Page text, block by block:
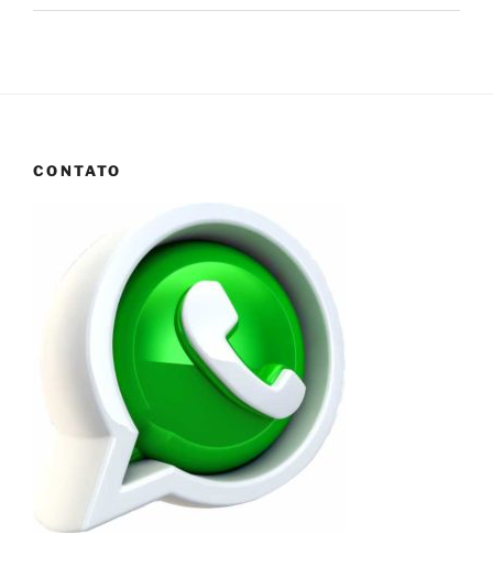
CONTATO